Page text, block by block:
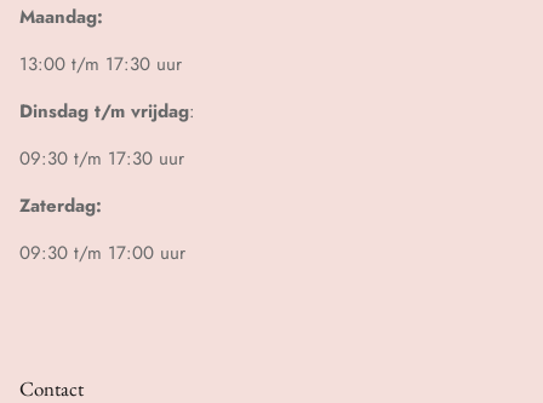
Maandag:
13:00 t/m 17:30 uur
Dinsdag t/m vrijdag:
09:30 t/m 17:30 uur
Zaterdag:
09:30 t/m 17:00 uur
Contact